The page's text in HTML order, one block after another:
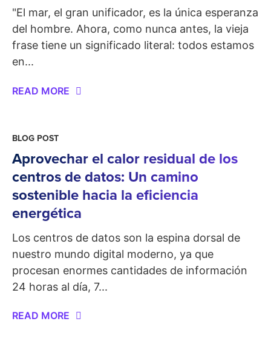
"El mar, el gran unificador, es la única esperanza
del hombre. Ahora, como nunca antes, la vieja
frase tiene un significado literal: todos estamos
en...
READ MORE
BLOG POST
Aprovechar el calor residual de los
centros de datos: Un camino
sostenible hacia la eficiencia
energética
Los centros de datos son la espina dorsal de
nuestro mundo digital moderno, ya que
procesan enormes cantidades de información
24 horas al día, 7...
READ MORE